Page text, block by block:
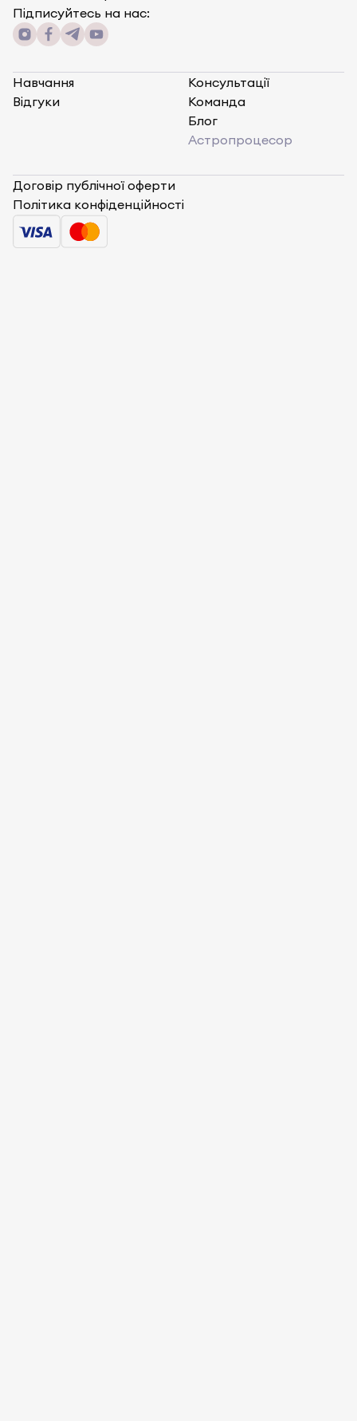
Підписуйтесь на нас:
Навчання
Відгуки
Консультації
Команда
Блог
Астропроцесор
Договір публічної оферти
Політика конфіденційності